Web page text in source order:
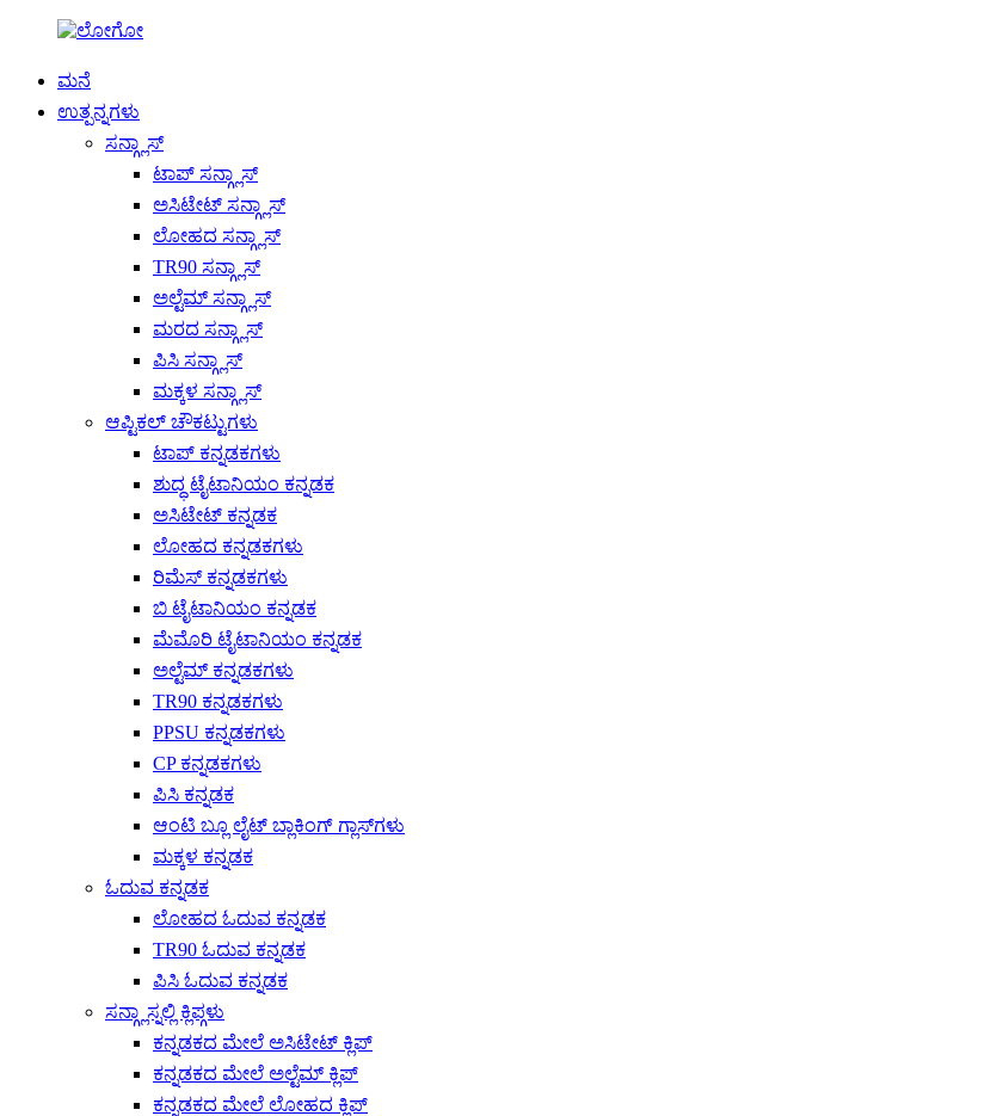
ಮನೆ
ಉತ್ಪನ್ನಗಳು
ಸನ್ಗ್ಲಾಸ್
ಟಾಪ್ ಸನ್ಗ್ಲಾಸ್
ಅಸಿಟೇಟ್ ಸನ್ಗ್ಲಾಸ್
ಲೋಹದ ಸನ್ಗ್ಲಾಸ್
TR90 ಸನ್ಗ್ಲಾಸ್
ಅಲ್ಟೆಮ್ ಸನ್ಗ್ಲಾಸ್
ಮರದ ಸನ್ಗ್ಲಾಸ್
ಪಿಸಿ ಸನ್ಗ್ಲಾಸ್
ಮಕ್ಕಳ ಸನ್ಗ್ಲಾಸ್
ಆಪ್ಟಿಕಲ್ ಚೌಕಟ್ಟುಗಳು
ಟಾಪ್ ಕನ್ನಡಕಗಳು
ಶುದ್ಧ ಟೈಟಾನಿಯಂ ಕನ್ನಡಕ
ಅಸಿಟೇಟ್ ಕನ್ನಡಕ
ಲೋಹದ ಕನ್ನಡಕಗಳು
ರಿಮೆಸ್ ಕನ್ನಡಕಗಳು
ಬಿ ಟೈಟಾನಿಯಂ ಕನ್ನಡಕ
ಮೆಮೊರಿ ಟೈಟಾನಿಯಂ ಕನ್ನಡಕ
ಅಲ್ಟೆಮ್ ಕನ್ನಡಕಗಳು
TR90 ಕನ್ನಡಕಗಳು
PPSU ಕನ್ನಡಕಗಳು
CP ಕನ್ನಡಕಗಳು
ಪಿಸಿ ಕನ್ನಡಕ
ಆಂಟಿ ಬ್ಲೂ ಲೈಟ್ ಬ್ಲಾಕಿಂಗ್ ಗ್ಲಾಸ್‌ಗಳು
ಮಕ್ಕಳ ಕನ್ನಡಕ
ಓದುವ ಕನ್ನಡಕ
ಲೋಹದ ಓದುವ ಕನ್ನಡಕ
TR90 ಓದುವ ಕನ್ನಡಕ
ಪಿಸಿ ಓದುವ ಕನ್ನಡಕ
ಸನ್ಗ್ಲಾಸ್ನಲ್ಲಿ ಕ್ಲಿಪ್ಗಳು
ಕನ್ನಡಕದ ಮೇಲೆ ಅಸಿಟೇಟ್ ಕ್ಲಿಪ್
ಕನ್ನಡಕದ ಮೇಲೆ ಅಲ್ಟೆಮ್ ಕ್ಲಿಪ್
ಕನ್ನಡಕದ ಮೇಲೆ ಲೋಹದ ಕ್ಲಿಪ್